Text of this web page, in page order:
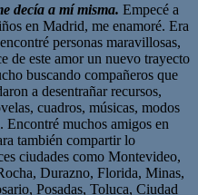
decía a mí misma. Empecé a
en Madrid, me enamoré. Era
personas maravillosas,
de este amor un nuevo trayecto
buscando compañeros que
a desentrañar recursos,
cuadros, músicas, modos
Encontré muchos amigos en
también compartir lo
ciudades como Montevideo,
Durazno, Florida, Minas,
Posadas, Toluca, Ciudad